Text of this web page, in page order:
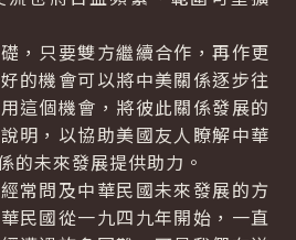
只要雙方繼續合作，再作更
的機會可以將中美關係逐步往
這個機會，將彼此關係發展的
明，以協助美國友人瞭解中華
的未來發展提供助力。
問及中華民國未來發展的方
民國從一九四九年開始，一直